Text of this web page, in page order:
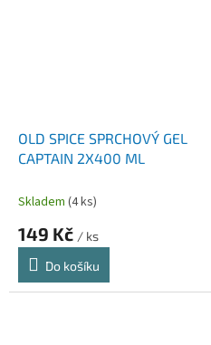
OLD SPICE SPRCHOVÝ GEL
CAPTAIN 2X400 ML
Skladem (4 ks)
149 Kč / ks
Do košíku